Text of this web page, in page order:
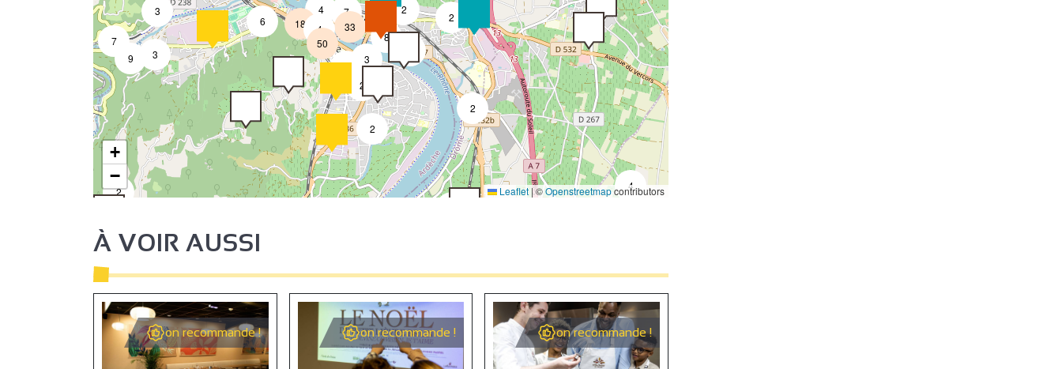
4
2
2
2
2
2
2
2
8
7
3
3
9
6
4
4
18
7
2
3
50
33
+
−
Leaflet |©Openstreetmapcontributors
À VOIR AUSSI
on recommande ! on recommande ! on recommande !